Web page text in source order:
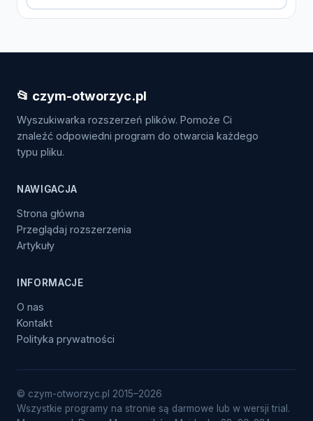
📂 czym-otworzyc.pl
Wyszukiwarka rozszerzeń plików. Pomoże Ci
znaleźć odpowiedni program do otwarcia każdego
typu pliku.
NAWIGACJA
Strona główna
Przeglądaj rozszerzenia
Artykuły
INFORMACJE
O nas
Kontakt
Polityka prywatności
© czym-otworzyc.pl 2015–2026
Wszystkie programy na stronie są darmowe lub w wersji trial.